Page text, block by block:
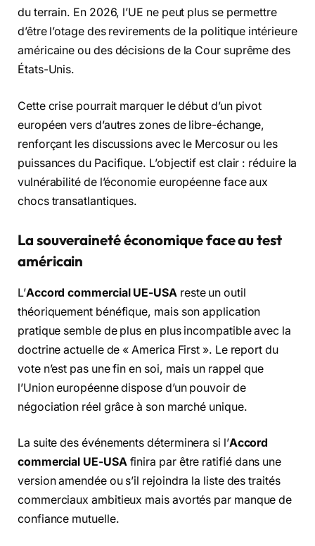
du terrain. En 2026, l’UE ne peut plus se permettre
d’être l’otage des revirements de la politique intérieure
américaine ou des décisions de la Cour suprême des
États-Unis.
Cette crise pourrait marquer le début d’un pivot
européen vers d’autres zones de libre-échange,
renforçant les discussions avec le Mercosur ou les
puissances du Pacifique. L’objectif est clair : réduire la
vulnérabilité de l’économie européenne face aux
chocs transatlantiques.
La souveraineté économique face au test
américain
L’Accord commercial UE-USA reste un outil
théoriquement bénéfique, mais son application
pratique semble de plus en plus incompatible avec la
doctrine actuelle de « America First ». Le report du
vote n’est pas une fin en soi, mais un rappel que
l’Union européenne dispose d’un pouvoir de
négociation réel grâce à son marché unique.
La suite des événements déterminera si l’Accord
commercial UE-USAfinira par être ratifié dans une
version amendée ou s’il rejoindra la liste des traités
commerciaux ambitieux mais avortés par manque de
confiance mutuelle.